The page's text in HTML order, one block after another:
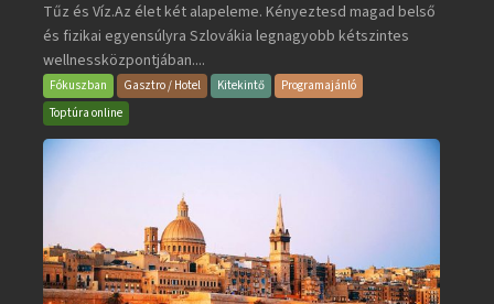
Poprad
·
Wellness
és
Gyógyfürdő
Tűz és Víz.Az élet két alapeleme. Kényeztesd magad belső
és fizikai egyensúlyra Szlovákia legnagyobb kétszintes
wellnessközpontjában....
Fókuszban Gasztro / Hotel Kitekintő
Programajánló
Toptúra online